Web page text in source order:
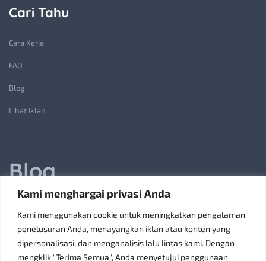
Kami menghargai privasi Anda
Kami menggunakan cookie untuk meningkatkan pengalaman
penelusuran Anda, menayangkan iklan atau konten yang
dipersonalisasi, dan menganalisis lalu lintas kami. Dengan
mengklik "Terima Semua", Anda menyetujui penggunaan
Cari Tahu
Cara Kerja
FAQ
Blog
Lihat Iklan
Blog
Jasa Pembuatan Lift Barang: Solusi Transportasi Vertikal
Receiving Parcels and Mail at a Rented Room in Singapore
6 Tips Pilih Oven Listrik Terbaik Sesuai Kebutuhan